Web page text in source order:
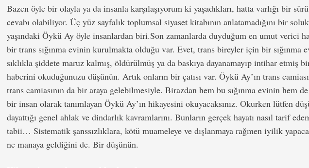
Bazen öyle bir olayla ya da insanla karşılaşıyorum ki yaşadıkları, hatta varlığı bir
cevabı olabiliyor. Üç yüz sayfalık toplumsal siyaset kitabının anlatamadığını bir
yaşındaki Öykü Ay öyle insanlardan biri.Son zamanlarda duyduğum en umut verici
bir trans sığınma evinin kurulmakta olduğu var. Evet, trans bireyler için bir sığınma
sıklıkla şiddete maruz kalmış, öldürülmüş ya da baskıya dayanamayıp intihar etmiş
haberini okuduğunuzu düşünün. Artık onların bir çatısı var. Öykü Ay’ın trans
trans camiasının da bir araya gelebilmesiyle. Birazdan hem bu sığınma evinin hem
bir insan olarak tanımlayan Öykü Ay’ın hikayesini okuyacaksınız. Okurken lütfen
dayattığı genel ahlak ve dindarlık kavramlarını. Bunların gerçek hayatı nasıl tarif
tabii… Sistematik şanssızlıklara, kötü muameleye ve dışlanmaya rağmen iyilik
ne manaya geldiğini de. Bir düşünün.